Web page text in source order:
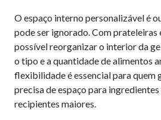
O espaço interno personalizável é
pode ser ignorado. Com prateleiras
possível reorganizar o interior da
o tipo e a quantidade de alimentos
flexibilidade é essencial para quem
precisa de espaço para
recipientes maiores.